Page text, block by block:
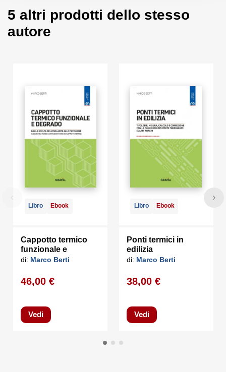
Android; accesso ad internet e browser web con Javascript
attivo; software per la gestione di documenti Office e PDF.
5 altri prodotti dello stesso
autore
Libro Ebook
Cappotto termico
funzionale e
degrado
di: Marco Berti
46,00 €
Vedi
Libro Ebook
Ponti termici in
edilizia
di: Marco Berti
38,00 €
Vedi